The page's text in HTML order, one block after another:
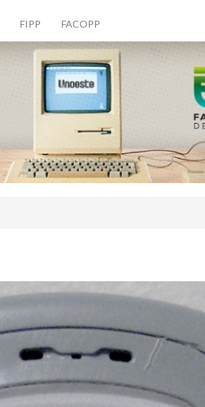
FIPP FACOPP